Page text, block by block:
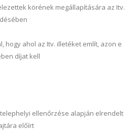
körének megállapítására az Itv.
hogy ahol az Itv. illetéket említ, azon e
díjat kell
ellenőrzése alapján elrendelt
előírt